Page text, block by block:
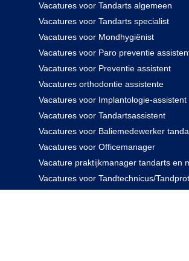
Vacatures voor Tandarts algemeen
Vacatures voor Tandarts specialist
Vacatures voor Mondhygiënist
Vacatures voor Paro preventie
Vacatures voor Preventie assistent
Vacatures orthodontie assistente
Vacatures voor Implantologie-assistent
Vacatures voor Tandartsassistent
Vacatures voor Baliemedewerker
Vacatures voor Officemanager
Vacature praktijkmanager tandarts en
Vacatures voor Tandtechnicus/